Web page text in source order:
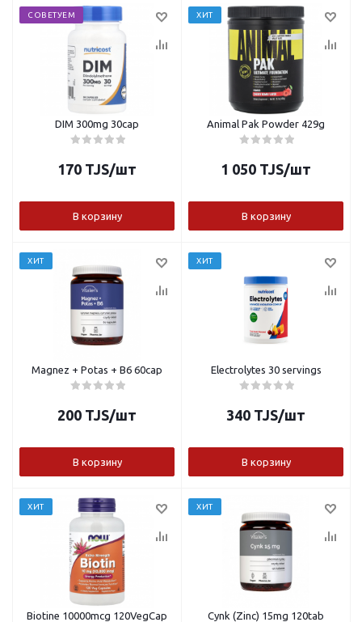
СОВЕТУЕМ
DIM 300mg 30cap
170 TJS/шт
В корзину
ХИТ
Animal Pak Powder 429g
1 050 TJS/шт
В корзину
ХИТ
Magnez + Potas + B6 60cap
200 TJS/шт
В корзину
ХИТ
Electrolytes 30 servings
340 TJS/шт
В корзину
ХИТ
Biotine 10000mcg 120VegCap
ХИТ
Cynk (Zinc) 15mg 120tab